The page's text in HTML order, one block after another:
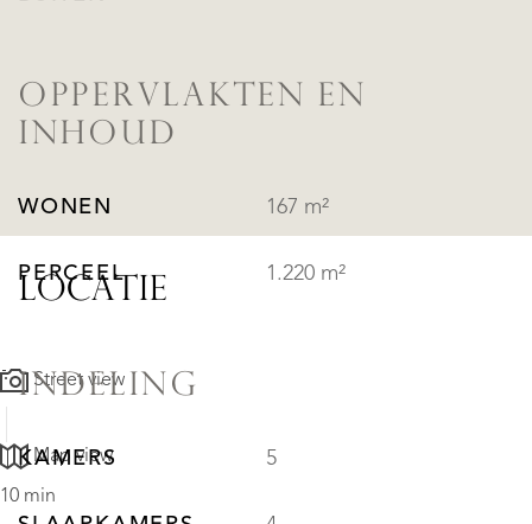
OPPERVLAKTEN EN
INHOUD
WONEN 167 m²
PERCEEL 1.220 m²
INDELING
KAMERS 5
LOCATIE
Street view
Map view
10 min